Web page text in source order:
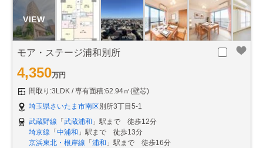
モア・ステージ浦和別所
4,350万円
間取り:3LDK
専有面積:62.94㎡(壁芯)
埼玉県さいたま市南区別所3丁目5-1
武蔵野線 「 武蔵浦和 」駅まで 徒歩12分
埼京線 「 中浦和 」駅まで 徒歩13分
京浜東北・根岸線 「 浦和 」駅まで 徒歩16分